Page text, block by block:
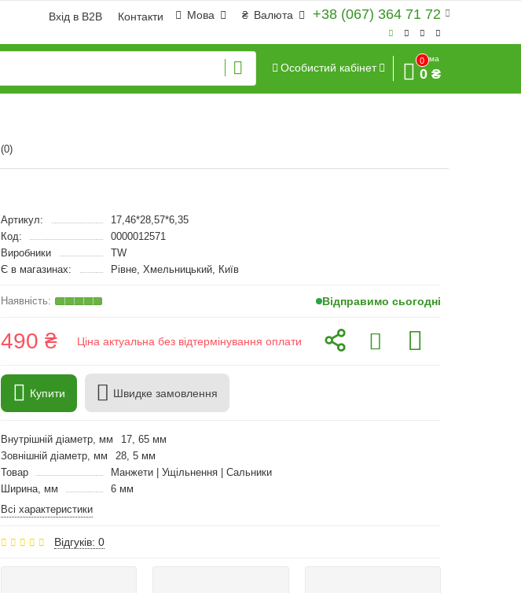
+38 (067) 364 71 72
₴ Валюта
Мова
Вхід в B2B Контакти
Особистий кабінет
0
Сума
0 ₴
(0)
Артикул:
17,46*28,57*6,35
Код:
0000012571
Виробники
TW
Є в магазинах:
Рівне, Хмельницький, Київ
Відправимо сьогодні
490 ₴ Ціна актуальна без відтермінування оплати
Купити Швидке замовлення
Внутрішній діаметр, мм
17, 65 мм
Зовнішній діаметр, мм
28, 5 мм
Товар
Манжети | Ущільнення | Сальники
Ширина, мм
6 мм
Всі характеристики
Відгуків: 0